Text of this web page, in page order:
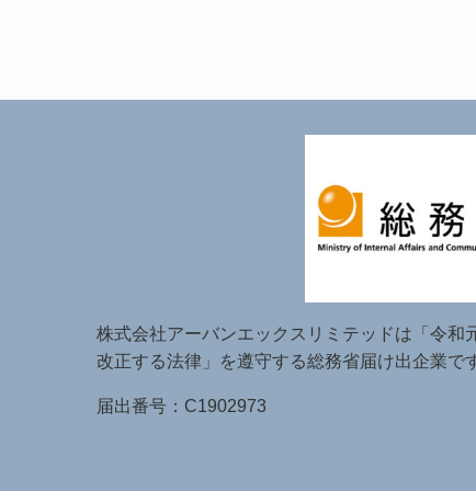
株式会社アーバンエックスリミテッドは「令和
改正する法律」を遵守する総務省届け出企業で
届出番号：C1902973